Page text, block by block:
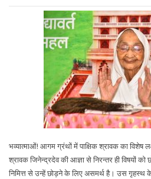
भव्यात्माओं! आगम ग्रंथों में पाक्षिक श्रावक का विशेष
श्रावक जिनेन्द्रदेव की आज्ञा से निरन्तर ही विषयों
निमित्त से उन्हें छोड़ने के लिए असमर्थ है। उस गृहस्थ